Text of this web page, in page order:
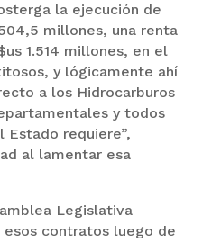
la ejecución de
millones, una renta
1.514 millones, en el
y lógicamente ahí
a los Hidrocarburos
y todos
requiere”,
al lamentar esa
Legislativa
esos contratos luego de